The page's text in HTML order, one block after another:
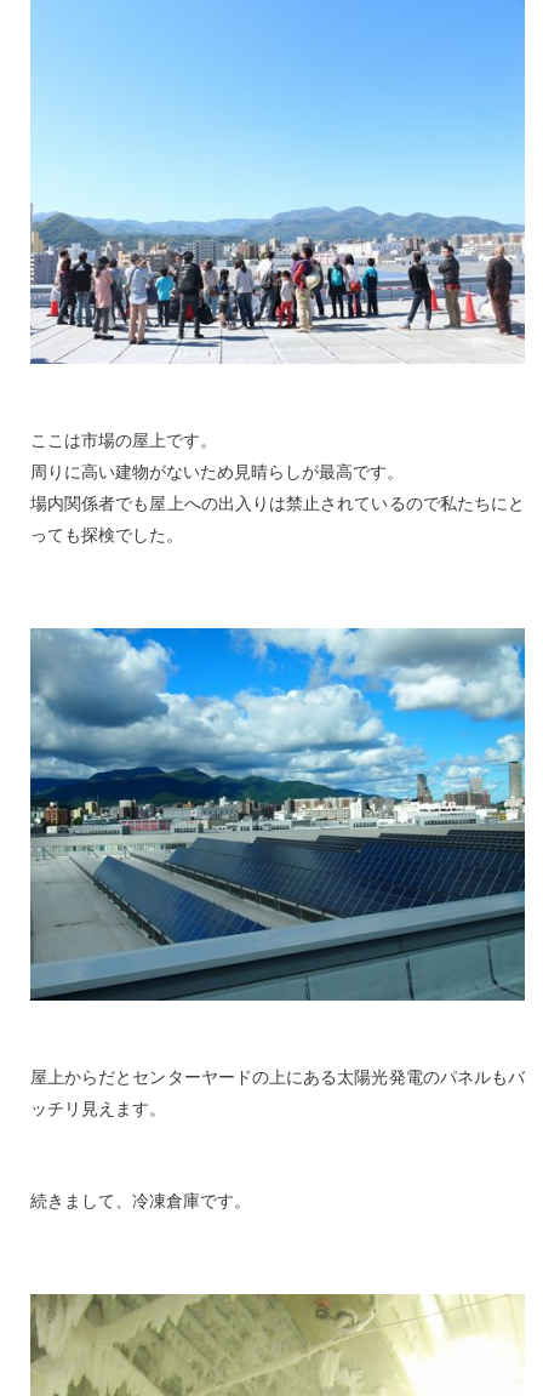
ここは市場の屋上です。
周りに高い建物がないため見晴らしが最高です。
場内関係者でも屋上への出入りは禁止されているので私たちにと
っても探検でした。
屋上からだとセンターヤードの上にある太陽光発電のパネルもバ
ッチリ見えます。
続きまして、冷凍倉庫です。